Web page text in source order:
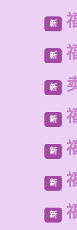
新
新
新
新
新
新
新